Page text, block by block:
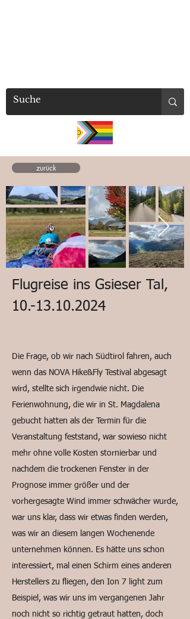
zurück
Flugreise ins Gsieser Tal,
10.-13.10.2024
Die Frage, ob wir nach Südtirol fahren, auch
wenn das NOVA Hike&Fly Testival abgesagt
wird, stellte sich irgendwie nicht. Die
Ferienwohnung, die wir in St. Magdalena
gebucht hatten als der Termin für die
Veranstaltung feststand, war sowieso nicht
mehr ohne volle Kosten stornierbar und
nachdem die trockenen Fenster in der
Prognose immer größer und der
vorhergesagte Wind immer schwächer wurde,
war uns klar, dass wir etwas finden werden,
was wir an diesem langen Wochenende
unternehmen können. Es hätte uns schon
interessiert, mal einen Schirm eines anderen
Herstellers zu fliegen, den Ion 7 light zum
Beispiel, was wir uns im vergangenen Jahr
noch nicht so richtig getraut hatten, doch